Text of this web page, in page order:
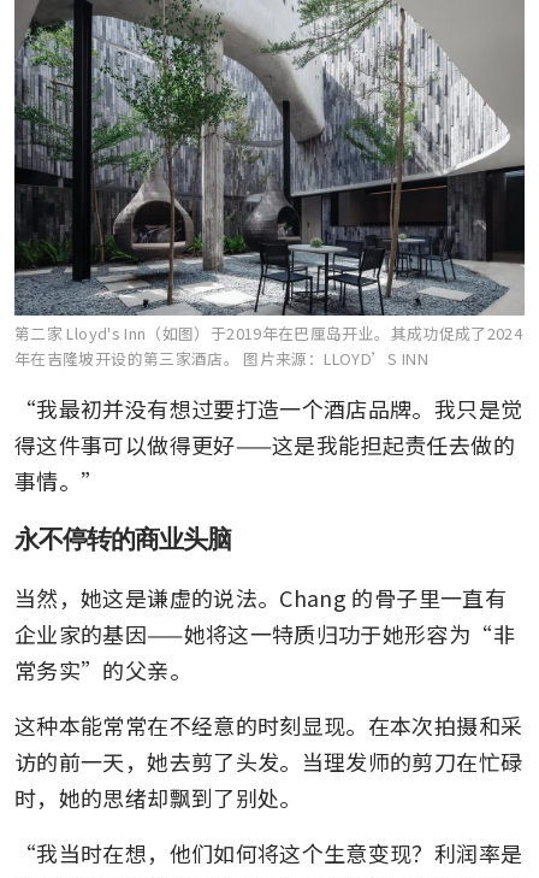
第二家 Lloyd's Inn（如图）于2019年在巴厘岛开业。其成功促成了2024
年在吉隆坡开设的第三家酒店。 图片来源：LLOYD’S INN
“我最初并没有想过要打造一个酒店品牌。我只是觉
得这件事可以做得更好——这是我能担起责任去做的
事情。”
永不停转的商业头脑
当然，她这是谦虚的说法。Chang 的骨子里一直有
企业家的基因——她将这一特质归功于她形容为“非
常务实”的父亲。
这种本能常常在不经意的时刻显现。在本次拍摄和采
访的前一天，她去剪了头发。当理发师的剪刀在忙碌
时，她的思绪却飘到了别处。
“我当时在想，他们如何将这个生意变现？利润率是